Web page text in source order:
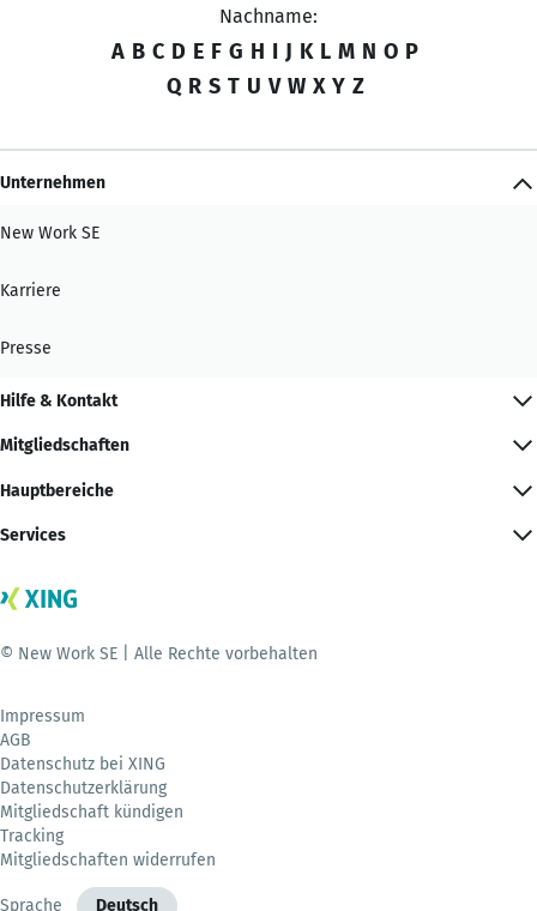
Nachname:
A B C D E F G H I J K L M N O P
Q R S T U V W X Y Z
Unternehmen
New Work SE
Karriere
Presse
Hilfe & Kontakt
Mitgliedschaften
Hauptbereiche
Services
© New Work SE | Alle Rechte vorbehalten
Impressum
AGB
Datenschutz bei XING
Datenschutzerklärung
Mitgliedschaft kündigen
Tracking
Mitgliedschaften widerrufen
Sprache Deutsch